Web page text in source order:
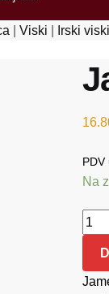
Viski Irski viski
Na